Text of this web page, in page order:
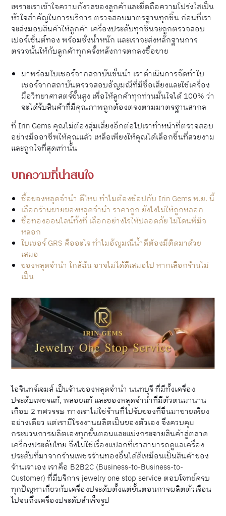
เพราะเราเข้าใจความกังวลของลูกค้าและยึดถือความโปร่งใสเป็น
หัวใจสำคัญในการบริการ ตรวจสอบมาตรฐานทุกชิ้น ก่อนที่เรา
จะส่งมอบสินค้าให้ลูกค้า เครื่องประดับทุกชิ้นจะถูกตรวจสอบ
เปอร์เซ็นต์ทอง พร้อมชั่งน้ำหนัก และเราจะส่งหลักฐานการ
ตรวจนั้นให้กับลูกค้าทุกครั้งหลังการตกลงซื้อขาย
มาพร้อมใบเซอร์จากสถาบันชั้นนำ เราดำเนินการจัดทำใบ
เซอร์จากสถาบันตรวจสอบอัญมณีที่มีชื่อเสียงและใช้เครื่อง
มือวิทยาศาสตร์ขั้นสูง เพื่อให้ลูกค้าทุกท่านมั่นใจได้ 100% ว่า
จะได้รับสินค้าที่มีคุณภาพถูกต้องตรงตามมาตรฐานสากล
ที่ Irin Gems คุณไม่ต้องสุ่มเสี่ยงอีกต่อไปเราทำหน้าที่ตรวจสอบ
อย่างมืออาชีพให้คุณแล้ว เหลือเพียงให้คุณได้เลือกชิ้นที่สวยงาม
และถูกใจที่สุดเท่านั้น
บทความที่น่าสนใจ
ซื้อของหลุดจํานํา ดีไหม ทำไมต้องช้อปกับ Irin Gems พ.ย. นี้
เลือกร้านขายของหลุดจํานํา ราคาถูก ยังไงไม่ให้ถูกหลอก
ซื้อทองออนไลน์ทั้งที เลือกอย่างไรให้ปลอดภัย ไม่โดนพี่มิจ
หลอก
ใบเซอร์ GRS คืออะไร ทำไมอัญมณีน้ำดีต้องมีติดมาด้วย
เสมอ
ของหลุดจํานํา ใกล้ฉัน อาจไม่ได้ดีเสมอไป หากเลือกร้านไม่
เป็น
ไอรินทร์เจมส์ เป็นร้านของหลุดจำนำ นนทบุรี ที่มีทั้งเครื่อง
ประดับเพชรแท้, พลอยแท้ และของหลุดจำนำที่มีตัวตนมานาน
เกือบ 2 ทศวรรษ ทางเราไม่ใช่ร้านที่ไปรับของที่อื่นมาขายเพียง
อย่างเดียว แต่เรามีโรงงานผลิตเป็นของตัวเอง จึงควบคุม
กระบวนการผลิตเองทุกขั้นตอนและแบ่งกระจายสินค้าสู่ตลาด
เครื่องประดับไทย จึงไม่ใช่เรื่องแปลกที่เราสามารถดูแลเครื่อง
ประดับที่มาจากร้านเพชรร้านทองอื่นได้ดีเหมือนเป็นสินค้าของ
ร้านเราเอง เราคือ B2B2C (Business-to-Business-to-
Customer) ที่มีบริการ jewelry one stop service ตอบโจทย์ครบ
ทุกปัญหาเกี่ยวกับเครื่องประดับตั้งแต่ขั้นตอนการผลิตตัวเรือน
ไปจนถึงเครื่องประดับสำเร็จรูป